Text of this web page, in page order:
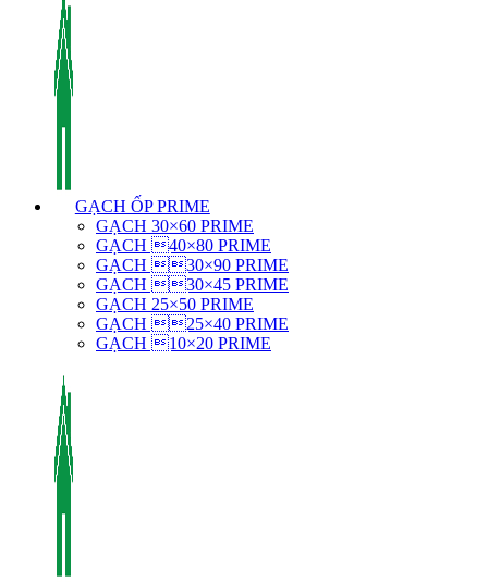
GẠCH ỐP PRIME
GẠCH 30×60 PRIME
GẠCH 40×80 PRIME
GẠCH 30×90 PRIME
GẠCH 30×45 PRIME
GẠCH 25×50 PRIME
GẠCH 25×40 PRIME
GẠCH 10×20 PRIME